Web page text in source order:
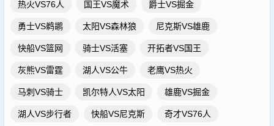
热火VS76人 国王VS魔术 爵士VS掘金
勇士VS鹈鹕 太阳VS森林狼 尼克斯VS雄鹿
快船VS篮网 骑士VS活塞 开拓者VS国王
灰熊VS雷霆 湖人VS公牛 老鹰VS热火
马刺VS骑士 凯尔特人VS太阳 雄鹿VS掘金
湖人VS步行者 快船VS尼克斯 奇才VS76人